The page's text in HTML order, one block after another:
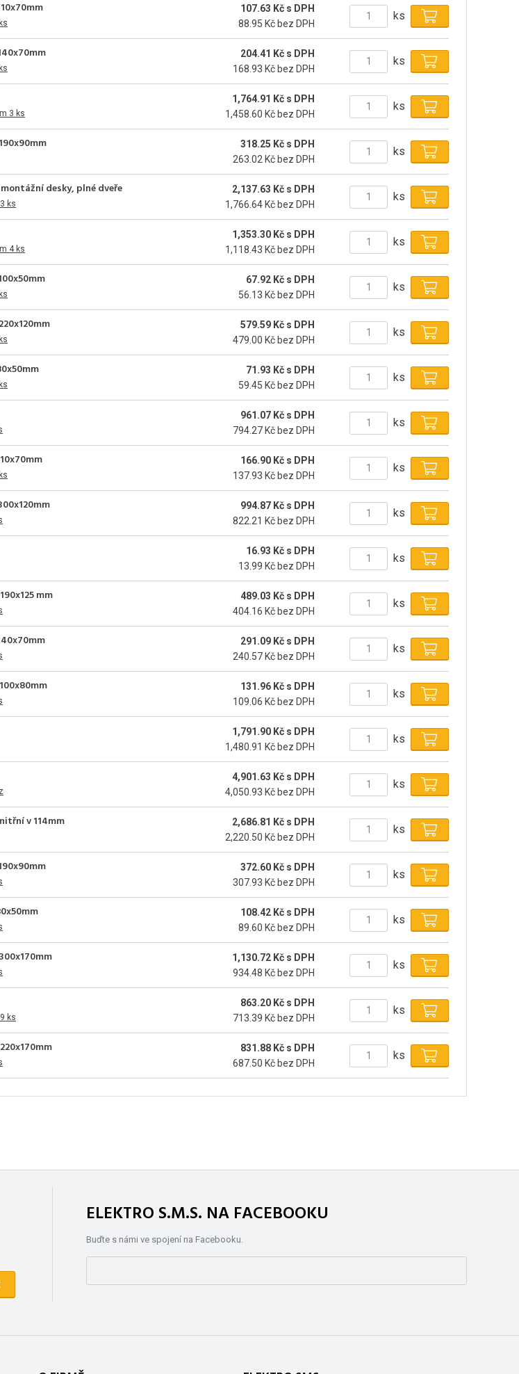
107.63 Kč s DPH
88.95 Kč bez DPH
ks
204.41 Kč s DPH
168.93 Kč bez DPH
ks
3 ks
1,764.91 Kč s DPH
1,458.60 Kč bez DPH
ks
318.25 Kč s DPH
263.02 Kč bez DPH
ks
desky, plné dveře
ks
2,137.63 Kč s DPH
1,766.64 Kč bez DPH
ks
4 ks
1,353.30 Kč s DPH
1,118.43 Kč bez DPH
ks
67.92 Kč s DPH
56.13 Kč bez DPH
ks
579.59 Kč s DPH
479.00 Kč bez DPH
ks
71.93 Kč s DPH
59.45 Kč bez DPH
ks
961.07 Kč s DPH
794.27 Kč bez DPH
ks
166.90 Kč s DPH
137.93 Kč bez DPH
ks
994.87 Kč s DPH
822.21 Kč bez DPH
ks
16.93 Kč s DPH
13.99 Kč bez DPH
ks
mm
489.03 Kč s DPH
404.16 Kč bez DPH
ks
291.09 Kč s DPH
240.57 Kč bez DPH
ks
131.96 Kč s DPH
109.06 Kč bez DPH
ks
1,791.90 Kč s DPH
1,480.91 Kč bez DPH
ks
4,901.63 Kč s DPH
4,050.93 Kč bez DPH
ks
v 114mm
2,686.81 Kč s DPH
2,220.50 Kč bez DPH
ks
372.60 Kč s DPH
307.93 Kč bez DPH
ks
108.42 Kč s DPH
89.60 Kč bez DPH
ks
1,130.72 Kč s DPH
934.48 Kč bez DPH
ks
ks
863.20 Kč s DPH
713.39 Kč bez DPH
ks
831.88 Kč s DPH
687.50 Kč bez DPH
ks
ELEKTRO S.M.S. NA FACEBOOKU
Buďte s námi ve spojení na Facebooku.